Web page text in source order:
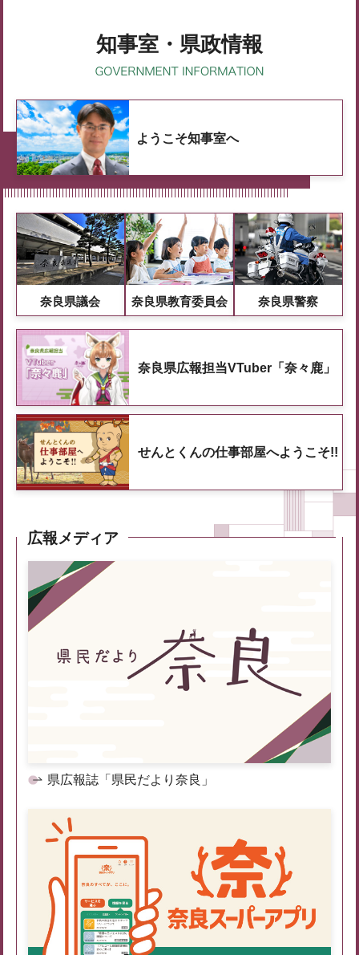
知事室・県政情報
ようこそ知事室へ
奈良県議会 奈良県教育委員会 奈良県警察
奈良県広報担当VTuber「奈々鹿」
せんとくんの仕事部屋へようこそ!!
広報メディア
県広報誌「県民だより奈良」